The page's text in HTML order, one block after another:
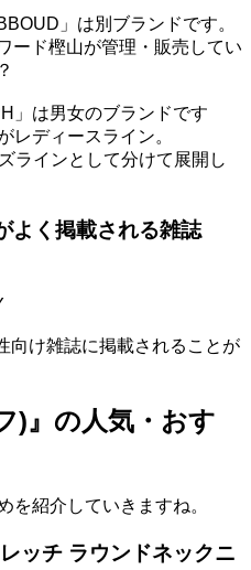
」は別ブランドです。
ード樫山が管理・販売してい
」は男女のブランドです
レディースライン。
ラインとして分けて展開し
よく掲載される雑誌
向け雑誌に掲載されることが
)』の人気・おす
を紹介していきますね。
ッチ ラウンドネックニ